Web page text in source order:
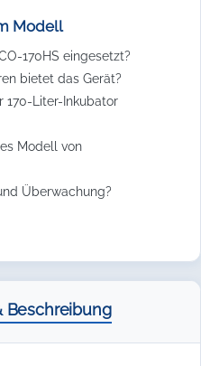
Modell
170HS eingesetzt?
bietet das Gerät?
170-Liter-Inkubator
Modell von
Überwachung?
Beschreibung